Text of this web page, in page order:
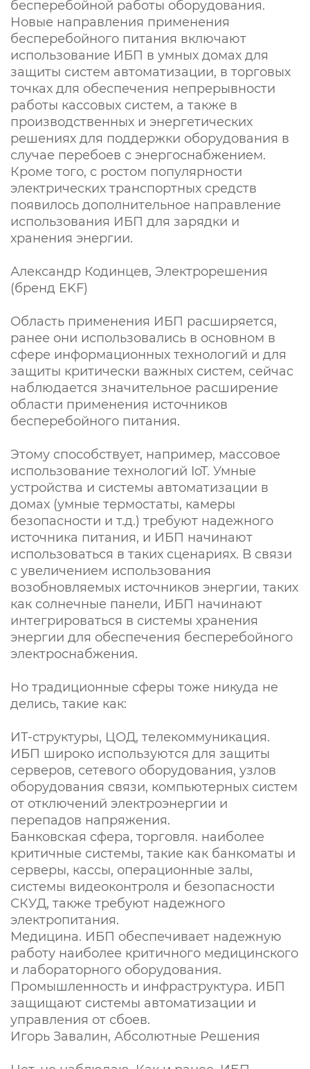
бесперебойной работы оборудования.
Новые направления применения
бесперебойного питания включают
использование ИБП в умных домах для
защиты систем автоматизации, в торговых
точках для обеспечения непрерывности
работы кассовых систем, а также в
производственных и энергетических
решениях для поддержки оборудования в
случае перебоев с энергоснабжением.
Кроме того, с ростом популярности
электрических транспортных средств
появилось дополнительное направление
использования ИБП для зарядки и
хранения энергии.
Александр Кодинцев, Электрорешения
(бренд EKF)
Область применения ИБП расширяется,
ранее они использовались в основном в
сфере информационных технологий и для
защиты критически важных систем, сейчас
наблюдается значительное расширение
области применения источников
бесперебойного питания.
Этому способствует, например, массовое
использование технологий IoT. Умные
устройства и системы автоматизации в
домах (умные термостаты, камеры
безопасности и т.д.) требуют надежного
источника питания, и ИБП начинают
использоваться в таких сценариях. В связи
с увеличением использования
возобновляемых источников энергии, таких
как солнечные панели, ИБП начинают
интегрироваться в системы хранения
энергии для обеспечения бесперебойного
электроснабжения.
Но традиционные сферы тоже никуда не
делись, такие как:
ИТ-структуры, ЦОД, телекоммуникация.
ИБП широко используются для защиты
серверов, сетевого оборудования, узлов
оборудования связи, компьютерных систем
от отключений электроэнергии и
перепадов напряжения.
Банковская сфера, торговля. наиболее
критичные системы, такие как банкоматы и
серверы, кассы, операционные залы,
системы видеоконтроля и безопасности
СКУД, также требуют надежного
электропитания.
Медицина. ИБП обеспечивает надежную
работу наиболее критичного медицинского
и лабораторного оборудования.
Промышленность и инфраструктура. ИБП
защищают системы автоматизации и
управления от сбоев.
Игорь Завалин, Абсолютные Решения